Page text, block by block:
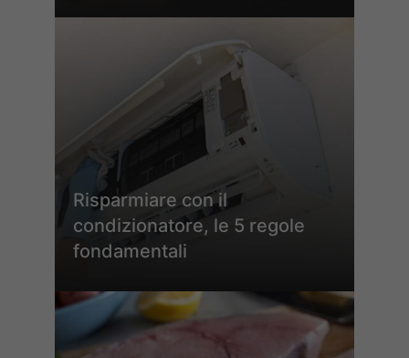
Risparmiare con il
condizionatore, le 5 regole
fondamentali